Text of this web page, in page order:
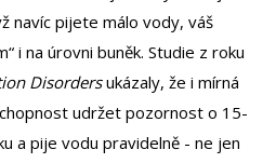
navíc pijete málo vody, váš
i na úrovni buněk. Studie z roku
Disordersukázaly, že i mírná
udržet pozornost o 15-
a pije vodu pravidelně - ne jen